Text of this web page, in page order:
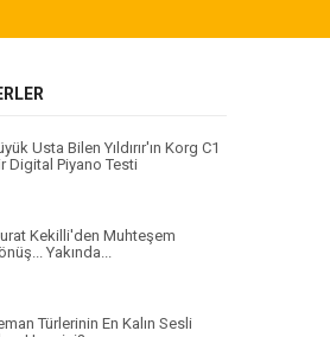
Usta Bilen Yıldırır'ın Korg C1
Digital Piyano Testi
Kekilli'den Muhteşem
Yakında...
Türlerinin En Kalın Sesli